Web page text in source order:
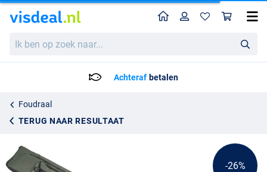
ben
HomeProfiel
Achteraf betalen
Foudraal
TERUG NAAR RESULTAAT
Ultimate 2+2 Rod Holdall 12ft/192cm
34.95
-26%